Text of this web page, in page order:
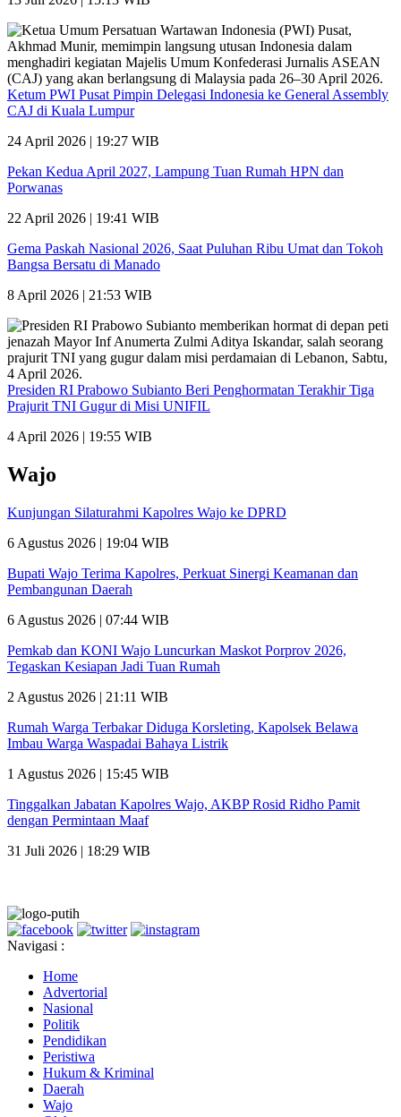
Ketum PWI Pusat Pimpin Delegasi Indonesia ke General Assembly
CAJ di Kuala Lumpur
24 April 2026 | 19:27 WIB
Pekan Kedua April 2027, Lampung Tuan Rumah HPN dan
Porwanas
22 April 2026 | 19:41 WIB
Gema Paskah Nasional 2026, Saat Puluhan Ribu Umat dan Tokoh
Bangsa Bersatu di Manado
8 April 2026 | 21:53 WIB
Presiden RI Prabowo Subianto Beri Penghormatan Terakhir Tiga
Prajurit TNI Gugur di Misi UNIFIL
4 April 2026 | 19:55 WIB
Wajo
Kunjungan Silaturahmi Kapolres Wajo ke DPRD
6 Agustus 2026 | 19:04 WIB
Bupati Wajo Terima Kapolres, Perkuat Sinergi Keamanan dan
Pembangunan Daerah
6 Agustus 2026 | 07:44 WIB
Pemkab dan KONI Wajo Luncurkan Maskot Porprov 2026,
Tegaskan Kesiapan Jadi Tuan Rumah
2 Agustus 2026 | 21:11 WIB
Rumah Warga Terbakar Diduga Korsleting, Kapolsek Belawa
Imbau Warga Waspadai Bahaya Listrik
1 Agustus 2026 | 15:45 WIB
Tinggalkan Jabatan Kapolres Wajo, AKBP Rosid Ridho Pamit
dengan Permintaan Maaf
31 Juli 2026 | 18:29 WIB
Navigasi :
Home
Advertorial
Nasional
Politik
Pendidikan
Peristiwa
Hukum & Kriminal
Daerah
Wajo